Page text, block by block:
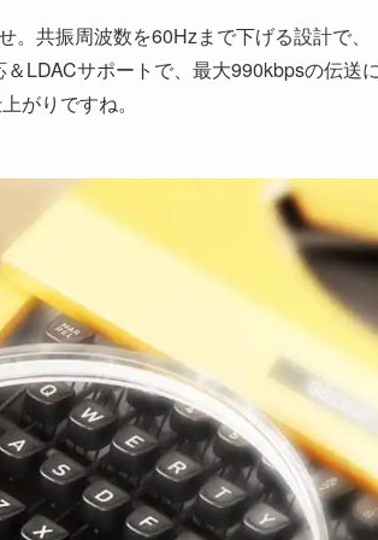
共振周波数を60Hzまで下げる設計で、
LDACサポートで、最大990kbpsの伝送
がりですね。